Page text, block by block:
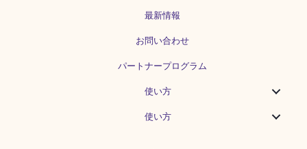
て、コンテンツ企画を作っていきましょ
ずメルマガの読者像を確認しながら、読
へのヒアリングだけでなく、営業部門や
たちからヒントを集めるという方法もあ
最新情報
お問い合わせ
パートナープログラム
使い方
使い方